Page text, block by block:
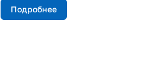
Подробнее